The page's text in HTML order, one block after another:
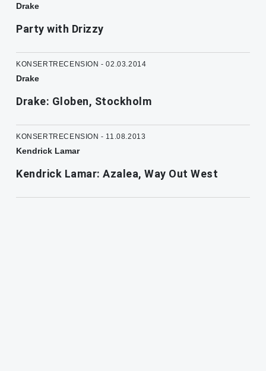
Drake
Party with Drizzy
KONSERTRECENSION - 02.03.2014
Drake
Drake: Globen, Stockholm
KONSERTRECENSION - 11.08.2013
Kendrick Lamar
Kendrick Lamar: Azalea, Way Out West